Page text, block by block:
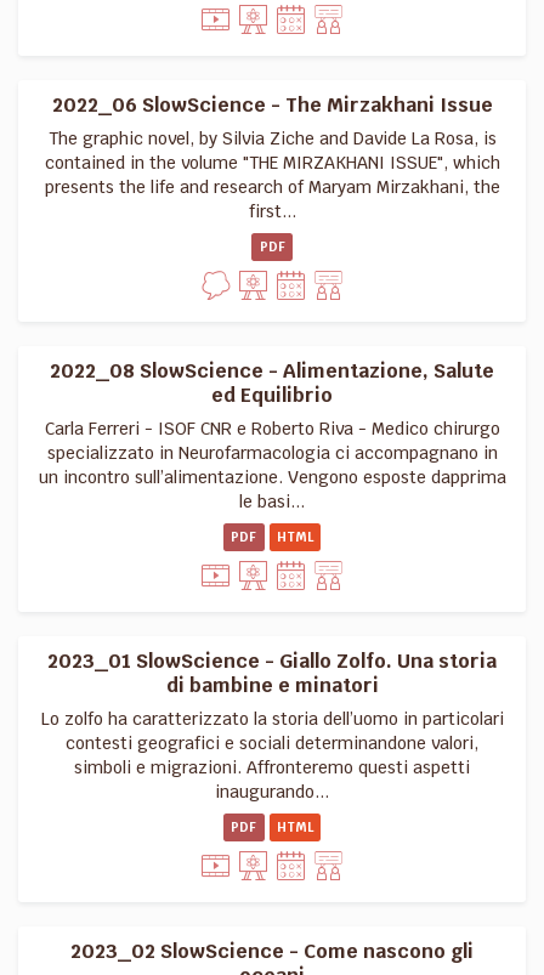
2022_06 SlowScience - The Mirzakhani Issue
The graphic novel, by Silvia Ziche and Davide La Rosa, is
contained in the volume "THE MIRZAKHANI ISSUE", which
presents the life and research of Maryam Mirzakhani, the
first...
PDF
2022_08 SlowScience - Alimentazione, Salute
ed Equilibrio
Carla Ferreri - ISOF CNR e Roberto Riva - Medico chirurgo
specializzato in Neurofarmacologia ci accompagnano in
un incontro sull’alimentazione. Vengono esposte dapprima
le basi...
PDF HTML
2023_01 SlowScience - Giallo Zolfo. Una storia
di bambine e minatori
Lo zolfo ha caratterizzato la storia dell’uomo in particolari
contesti geografici e sociali determinandone valori,
simboli e migrazioni. Affronteremo questi aspetti
inaugurando...
PDF HTML
2023_02 SlowScience - Come nascono gli